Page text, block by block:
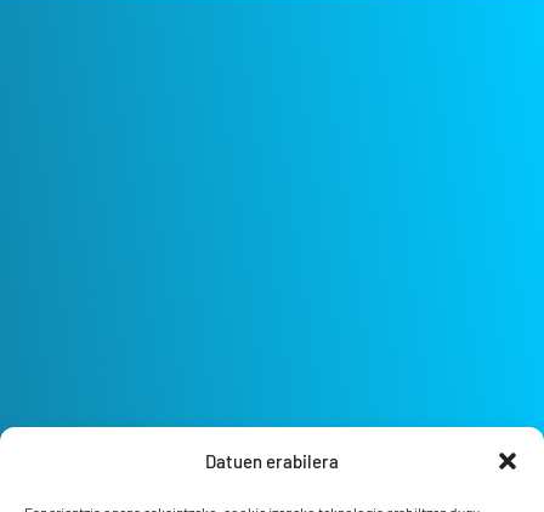
Datuen erabilera